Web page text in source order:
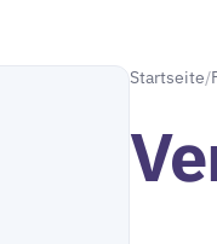
Startseite/